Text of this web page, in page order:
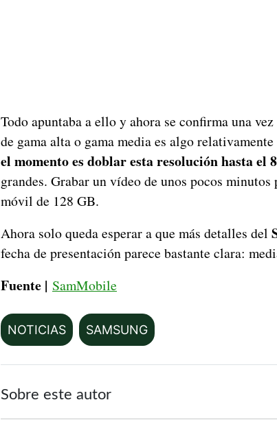
Todo apuntaba a ello y ahora se confirma una
de gama alta o gama media es algo
el momento es doblar esta resolución hasta el
grandes. Grabar un vídeo de unos pocos
móvil de 128 GB.
Ahora solo queda esperar a que más detalles del
fecha de presentación parece bastante clara:
Fuente | SamMobile
NOTICIAS SAMSUNG
Sobre este autor